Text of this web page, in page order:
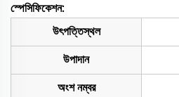
স্পেসিফিকেশন:
উৎপত্তিস্থল
উপাদান
অংশ নম্বর